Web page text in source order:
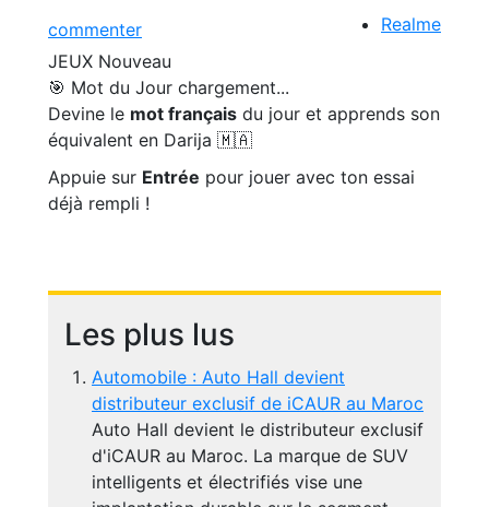
commenter
Realme
JEUX Nouveau
🎯 Mot du Jour chargement...
Devine le mot français du jour et apprends son
équivalent en Darija 🇲🇦
Appuie sur Entrée pour jouer avec ton essai
déjà rempli !
Les plus lus
Automobile : Auto Hall devient
distributeur exclusif de iCAUR au Maroc
Auto Hall devient le distributeur exclusif
d'iCAUR au Maroc. La marque de SUV
intelligents et électrifiés vise une